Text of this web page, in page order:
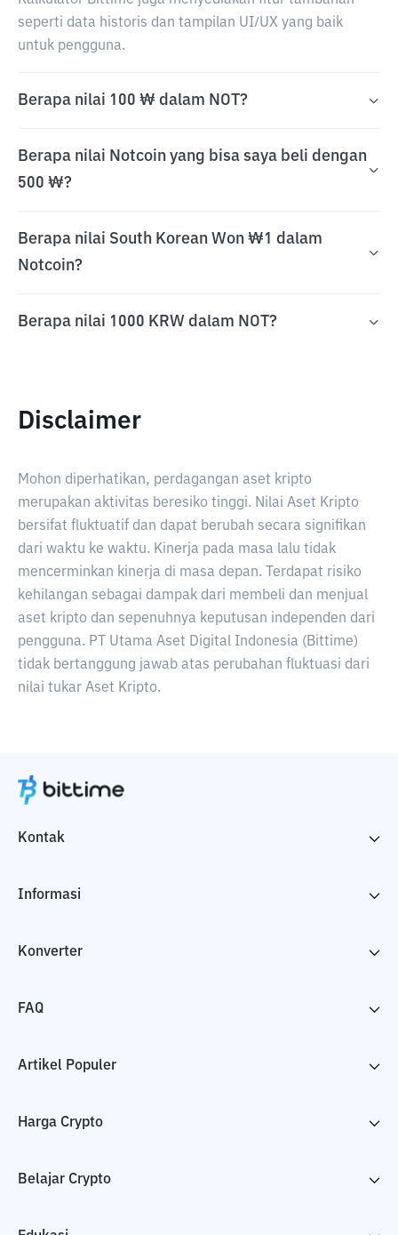
seperti data historis dan tampilan UI/UX yang baik
untuk pengguna.
Berapa nilai 100 ₩ dalam NOT?
Berapa nilai Notcoin yang bisa saya beli dengan
500 ₩?
Berapa nilai South Korean Won ₩1 dalam
Notcoin?
Berapa nilai 1000 KRW dalam NOT?
Disclaimer
Mohon diperhatikan, perdagangan aset kripto
merupakan aktivitas beresiko tinggi. Nilai Aset Kripto
bersifat fluktuatif dan dapat berubah secara signifikan
dari waktu ke waktu. Kinerja pada masa lalu tidak
mencerminkan kinerja di masa depan. Terdapat risiko
kehilangan sebagai dampak dari membeli dan menjual
aset kripto dan sepenuhnya keputusan independen dari
pengguna. PT Utama Aset Digital Indonesia (Bittime)
tidak bertanggung jawab atas perubahan fluktuasi dari
nilai tukar Aset Kripto.
Kontak
Informasi
Konverter
FAQ
Artikel Populer
Harga Crypto
Belajar Crypto